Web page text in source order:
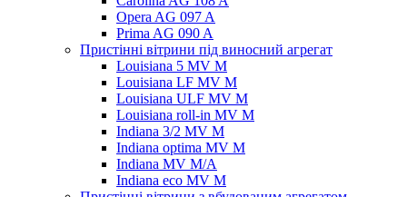
Opera AG 097 A
Prima AG 090 A
Пристінні вітрини під виносний агрегат
Louisiana 5 MV M
Louisiana LF MV M
Louisiana ULF MV M
Louisiana roll-in MV M
Indiana 3/2 MV M
Indiana optima MV M
Indiana MV M/A
Indiana eco MV M